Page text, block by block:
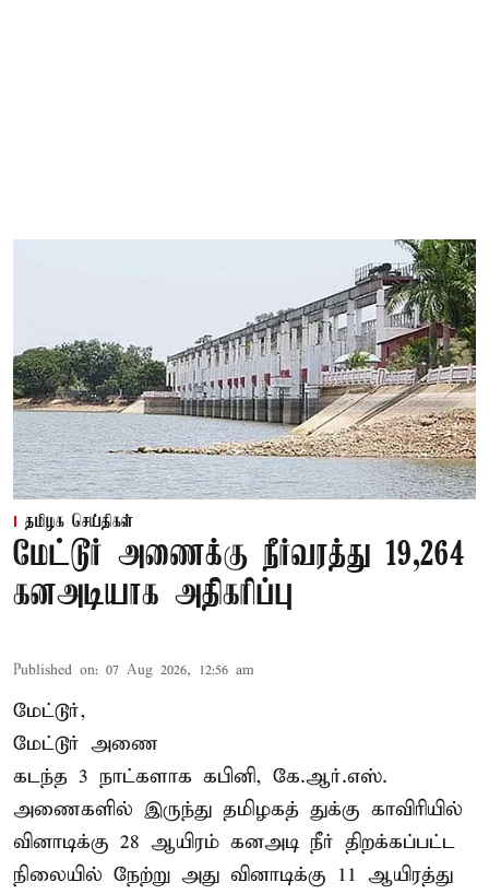
தமிழக செய்திகள்
மேட்டூர் அணைக்கு நீர்வரத்து 19,264
கனஅடியாக அதிகரிப்பு
Published on: 07 Aug 2026, 12:56 am
மேட்டூர்,
மேட்டூர் அணை
கடந்த 3 நாட்களாக கபினி, கே.ஆர்.எஸ்.
அணைகளில் இருந்து தமிழகத் துக்கு காவிரியில்
வினாடிக்கு 28 ஆயிரம் கனஅடி நீர் திறக்கப்பட்ட
நிலையில் நேற்று அது வினாடிக்கு 11 ஆயிரத்து